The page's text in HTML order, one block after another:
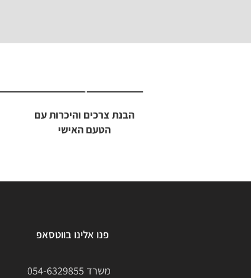
1
הבנת צרכים והיכרות עם
הטעם האישי
פנו אלינו בווטסאפ
משרד 054-6329855